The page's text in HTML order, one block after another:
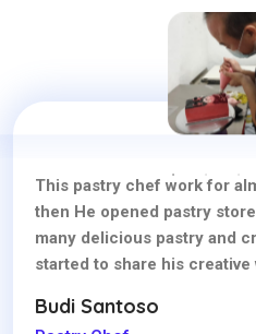
This pastry chef work for
then He opened pastry
many delicious pastry and
started to share his
Budi Santoso